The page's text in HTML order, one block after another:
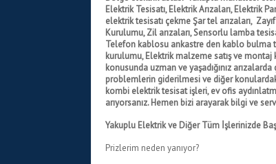
Elektrik Tesisatı, Elektrik Arızaları, Elektrik
elektrik tesisatı çekme Şar tel arızaları,
Kurulumu, Zil arızaları, Sensorlu lamba
Telefon kablosu ankastre den kablo bulma
kurulumu, Elektrik malzeme satış ve
konusunda uzman ve yaşadığınız
problemlerin giderilmesi ve diğer
kombi elektrik tesisat işleri, ev ofis
arıyorsanız. Hemen bizi arayarak bilgi ve
Yakuplu Elektrik ve Diğer Tüm İşlerinizde
Prizlerim neden yanıyor?